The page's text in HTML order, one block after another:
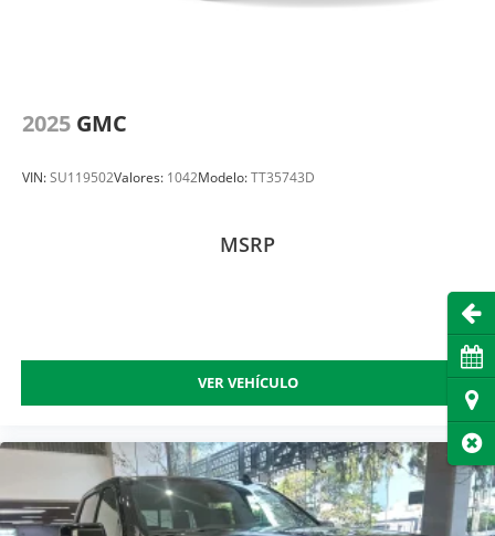
2025 GMC
VIN:SU119502Valores: 1042Modelo:TT35743D
MSRP
VER VEHÍCULO